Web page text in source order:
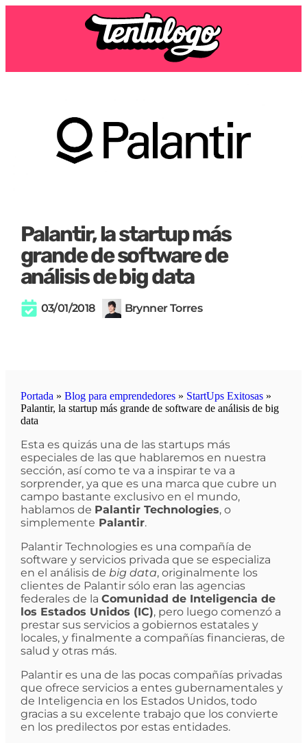
Palantir, la startup más
grande de software de
análisis de big data
03/01/2018 Brynner Torres
Portada » Blog para emprendedores» StartUps Exitosas»
Palantir, la startup más grande de software de análisis de big
data
Esta es quizás una de las startups más
especiales de las que hablaremos en nuestra
sección, así como te va a inspirar te va a
sorprender, ya que es una marca que cubre un
campo bastante exclusivo en el mundo,
hablamos de Palantir Technologies, o
simplemente Palantir.
Palantir Technologies es una compañía de
software y servicios privada que se especializa
en el análisis de big data, originalmente los
clientes de Palantir sólo eran las agencias
federales de la Comunidad de Inteligencia de
los Estados Unidos (IC), pero luego comenzó a
prestar sus servicios a gobiernos estatales y
locales, y finalmente a compañías financieras, de
salud y otras más.
Palantir es una de las pocas compañías privadas
que ofrece servicios a entes gubernamentales y
de Inteligencia en los Estados Unidos, todo
gracias a su excelente trabajo que los convierte
en los predilectos por estas entidades.